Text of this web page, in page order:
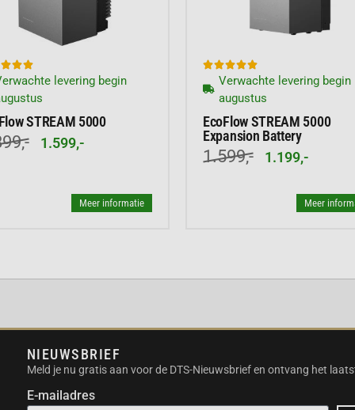
Hierdoor verleng je
Plus aanzienlijk. Je
voor
4000 laadcyclitot 80%
Plus power station.
batterij via de

levering begin
STREAM 5000
1.599,-
Meer informatie

Verwachte levering begin
augustus
EcoFlow STREAM 5000
Expansion Battery
1.599,- 1.199,-
Meer
NIEUWSBRIEF
Meld je nu gratis aan voor de DTS-Nieuwsbrief en ontvang het
E-mailadres